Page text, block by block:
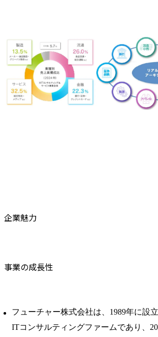
企業魅力
事業の成長性
フューチャー株式会社は、1989年に設
ITコンサルティングファームであり、